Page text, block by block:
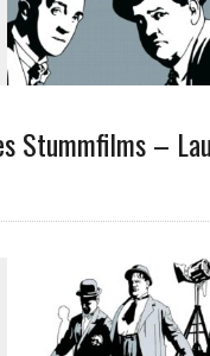
Stummfilms –